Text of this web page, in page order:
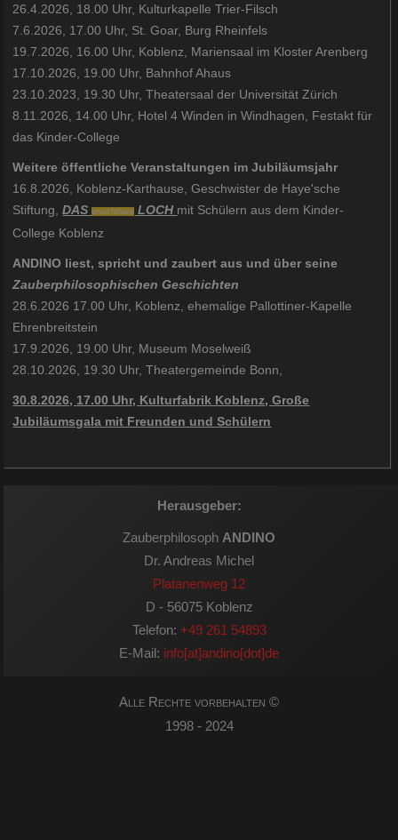
26.4.2026, 18.00 Uhr, Kulturkapelle Trier-Filsch
7.6.2026, 17.00 Uhr, St. Goar, Burg Rheinfels
19.7.2026, 16.00 Uhr, Koblenz, Mariensaal im Kloster Arenberg
17.10.2026, 19.00 Uhr, Bahnhof Ahaus
23.10.2023, 19.30 Uhr, Theatersaal der Universität Zürich
8.11.2026, 14.00 Uhr, Hotel 4 Winden in Windhagen, Festakt für
das Kinder-College
Weitere öffentliche Veranstaltungen im Jubiläumsjahr
16.8.2026, Koblenz-Karthause, Geschwister de Haye'sche
Stiftung,DASunsichtbare LOCH mit Schülern aus dem Kinder-
College Koblenz
ANDINO liest, spricht und zaubert aus und über seine
Zauberphilosophischen Geschichten
28.6.2026 17.00 Uhr, Koblenz, ehemalige Pallottiner-Kapelle
Ehrenbreitstein
17.9.2026, 19.00 Uhr, Museum Moselweiß
28.10.2026, 19.30 Uhr, Theatergemeinde Bonn,
30.8.2026, 17.00 Uhr, Kulturfabrik Koblenz, Große
Jubiläumsgala mit Freunden und Schülern
Herausgeber:
Zauberphilosoph ANDINO
Dr. Andreas Michel
Platanenweg 12
D - 56075 Koblenz
Telefon: +49 261 54893
E-Mail: info[at]andino[dot]de
Alle Rechte vorbehalten ©
1998 - 2024